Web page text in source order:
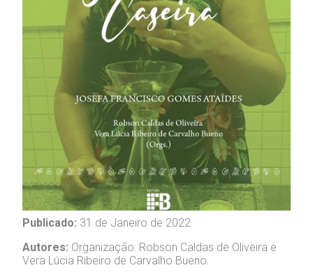
Publicado: 31 de Janeiro de 2022
Autores: Organização: Robson Caldas de Oliveira e
Vera Lúcia Ribeiro de Carvalho Bueno.